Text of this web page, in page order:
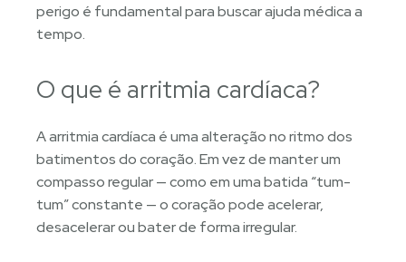
perigo é fundamental para buscar ajuda médica a
tempo.
O que é arritmia cardíaca?
A arritmia cardíaca é uma alteração no ritmo dos
batimentos do coração. Em vez de manter um
compasso regular — como em uma batida “tum-
tum” constante — o coração pode acelerar,
desacelerar ou bater de forma irregular.